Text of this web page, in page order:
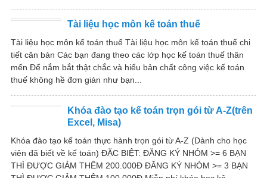
Tài liệu học môn kế toán thuế
Tài liệu học môn kế toán thuế Tài liệu học môn kế toán thuế chi
tiết căn bản Các bạn đang theo các lớp học kế toán thuế thân
mến Để nắm bắt thật chắc và hiểu bản chất công việc kế toán
thuế không hề đơn giản như bạn...
Khóa đào tạo kế toán trọn gói từ A-Z(trên
Excel, Misa)
Khóa đào tạo kế toán thực hành trọn gói từ A-Z (Dành cho học
viên đã biết về kế toán) ĐẶC BIỆT: ĐĂNG KÝ NHÓM >= 6 BẠN
THÌ ĐƯỢC GIẢM THÊM 200.000Đ ĐĂNG KÝ NHÓM >= 3 BẠN